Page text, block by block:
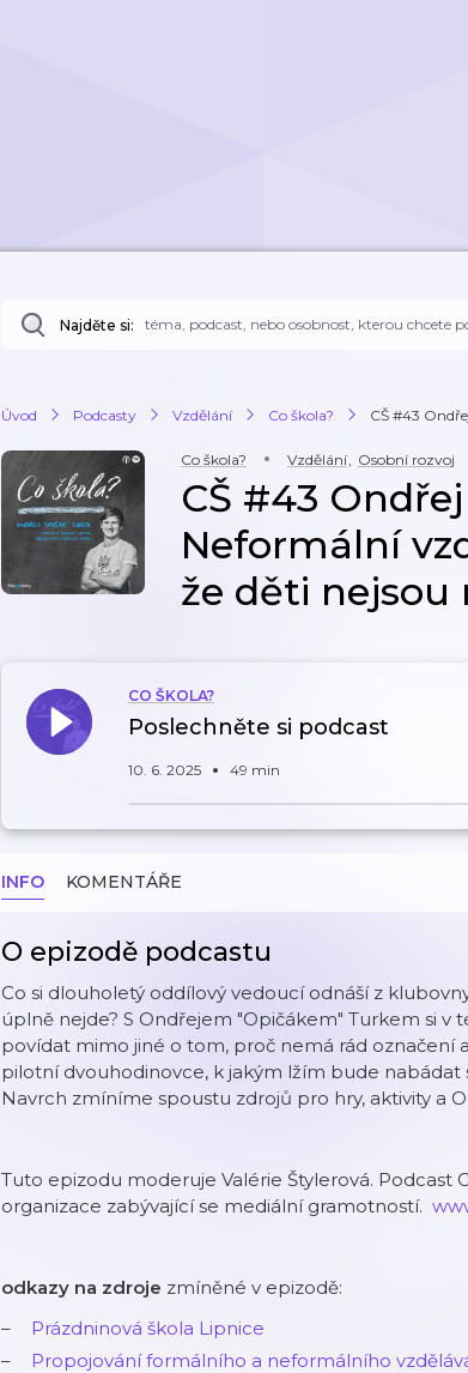
Najděte si:
Úvod Podcasty Vzdělání Co škola? CŠ #43
Co škola? Vzdělání, Osobní rozvoj
CŠ #43
Neformální
že děti nejsou
CO ŠKOLA?
Poslechněte si podcast
10. 6. 2025 49 min
INFO KOMENTÁŘE
O epizodě podcastu
Co si dlouholetý oddílový vedoucí odnáší z
úplně nejde? S Ondřejem "Opičákem" Turkem si
povídat mimo jiné o tom, proč nemá rád označení
pilotní dvouhodinovce, k jakým lžím bude nabádat
Navrch zmíníme spoustu zdrojů pro hry, aktivity a
Tuto epizodu moderuje Valérie Štylerová. Podcast
organizace zabývající se mediální gramotností. ⁠⁠⁠⁠⁠⁠⁠⁠⁠
odkazy na zdroje zmíněné v epizodě:
Prázdninová škola Lipnice
Propojování formálního a neformálního